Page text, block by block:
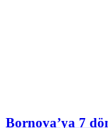
Bornova’ya 7